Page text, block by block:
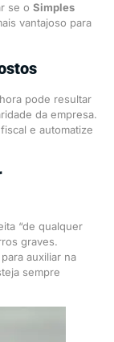
se o Simples
vantajoso para
pode resultar
da empresa.
e automatize
“de qualquer
graves.
auxiliar na
sempre